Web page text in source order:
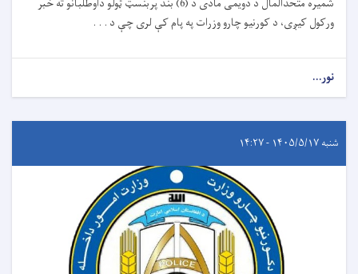
ورکول کیږی، د کورنیو چارو وزرات په پام کې لری چې د . . .
نور...
شنبه ۱۴۰۵/۵/۱۷ - ۱۴:۲۷